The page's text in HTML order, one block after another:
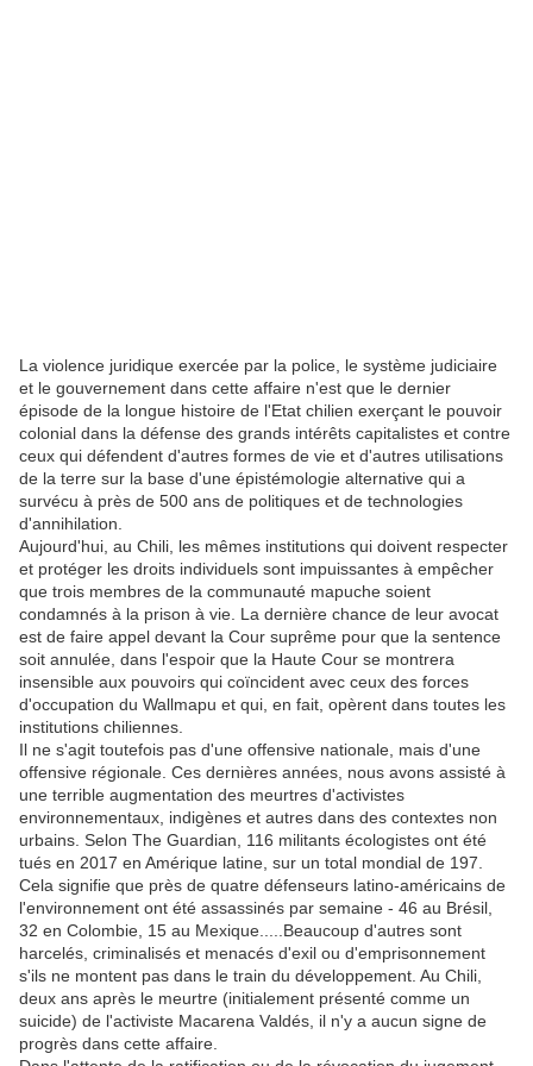
La violence juridique exercée par la police, le système judiciaire
et le gouvernement dans cette affaire n'est que le dernier
épisode de la longue histoire de l'Etat chilien exerçant le pouvoir
colonial dans la défense des grands intérêts capitalistes et contre
ceux qui défendent d'autres formes de vie et d'autres utilisations
de la terre sur la base d'une épistémologie alternative qui a
survécu à près de 500 ans de politiques et de technologies
d'annihilation.
Aujourd'hui, au Chili, les mêmes institutions qui doivent respecter
et protéger les droits individuels sont impuissantes à empêcher
que trois membres de la communauté mapuche soient
condamnés à la prison à vie. La dernière chance de leur avocat
est de faire appel devant la Cour suprême pour que la sentence
soit annulée, dans l'espoir que la Haute Cour se montrera
insensible aux pouvoirs qui coïncident avec ceux des forces
d'occupation du Wallmapu et qui, en fait, opèrent dans toutes les
institutions chiliennes.
Il ne s'agit toutefois pas d'une offensive nationale, mais d'une
offensive régionale. Ces dernières années, nous avons assisté à
une terrible augmentation des meurtres d'activistes
environnementaux, indigènes et autres dans des contextes non
urbains. Selon The Guardian, 116 militants écologistes ont été
tués en 2017 en Amérique latine, sur un total mondial de 197.
Cela signifie que près de quatre défenseurs latino-américains de
l'environnement ont été assassinés par semaine - 46 au Brésil,
32 en Colombie, 15 au Mexique.....Beaucoup d'autres sont
harcelés, criminalisés et menacés d'exil ou d'emprisonnement
s'ils ne montent pas dans le train du développement. Au Chili,
deux ans après le meurtre (initialement présenté comme un
suicide) de l'activiste Macarena Valdés, il n'y a aucun signe de
progrès dans cette affaire.